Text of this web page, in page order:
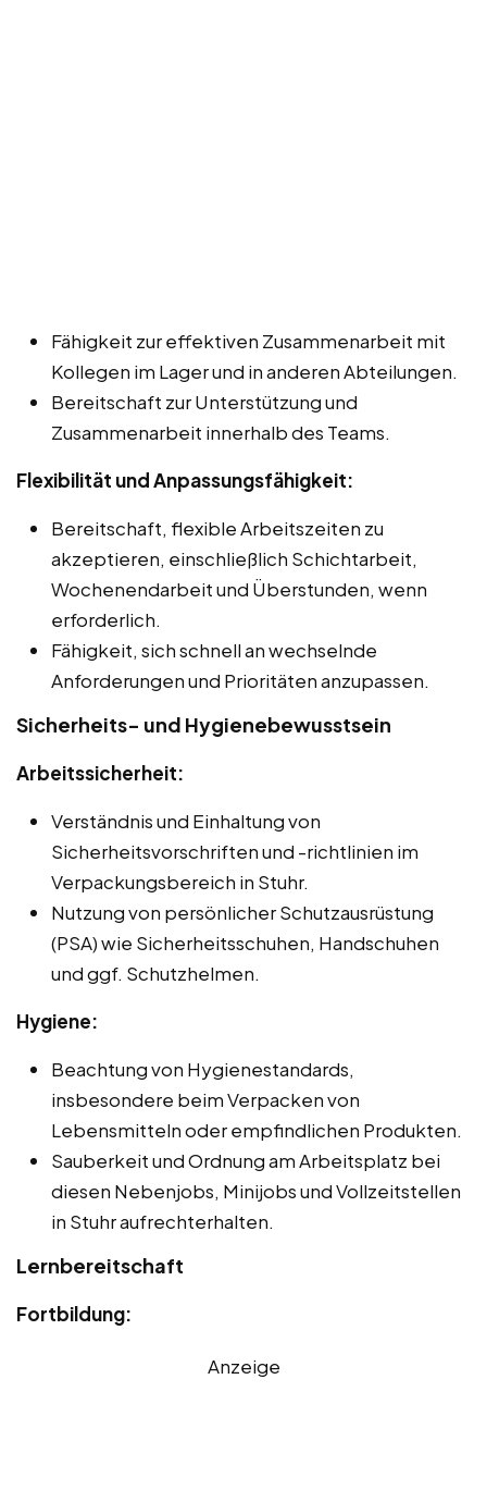
Fähigkeit zur effektiven Zusammenarbeit mit
Kollegen im Lager und in anderen Abteilungen.
Bereitschaft zur Unterstützung und
Zusammenarbeit innerhalb des Teams.
Flexibilität und Anpassungsfähigkeit:
Bereitschaft, flexible Arbeitszeiten zu
akzeptieren, einschließlich Schichtarbeit,
Wochenendarbeit und Überstunden, wenn
erforderlich.
Fähigkeit, sich schnell an wechselnde
Anforderungen und Prioritäten anzupassen.
Sicherheits- und Hygienebewusstsein
Arbeitssicherheit:
Verständnis und Einhaltung von
Sicherheitsvorschriften und -richtlinien im
Verpackungsbereich in Stuhr.
Nutzung von persönlicher Schutzausrüstung
(PSA) wie Sicherheitsschuhen, Handschuhen
und ggf. Schutzhelmen.
Hygiene:
Beachtung von Hygienestandards,
insbesondere beim Verpacken von
Lebensmitteln oder empfindlichen Produkten.
Sauberkeit und Ordnung am Arbeitsplatz bei
diesen Nebenjobs, Minijobs und Vollzeitstellen
in Stuhr aufrechterhalten.
Lernbereitschaft
Fortbildung:
Anzeige